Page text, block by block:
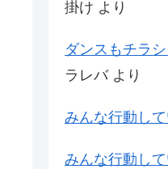
掛け より
ダンスもチラ
ラレバより
みんな行動し
みんな行動し